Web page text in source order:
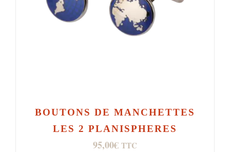
BOUTONS DE MANCHETTES
LES 2 PLANISPHERES
95,00€ TTC